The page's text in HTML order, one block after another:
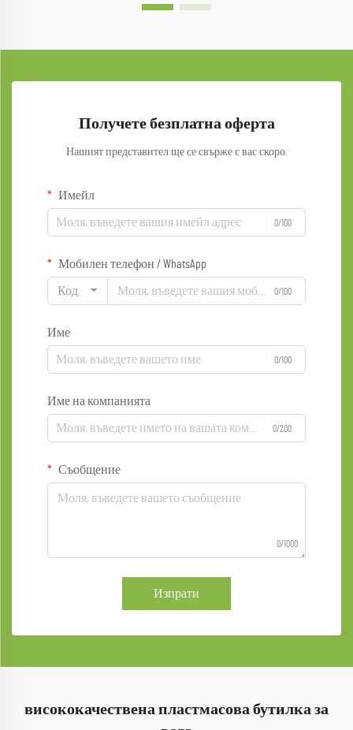
Получете безплатна оферта
Нашият представител ще се свърже с вас скоро.
Имейл
0/100
Мобилен телефон / WhatsApp
Код 0/100
Име
0/100
Име на компанията
0/200
Съобщение
0/1000
Изпрати
висококачествена пластмасова бутилка за